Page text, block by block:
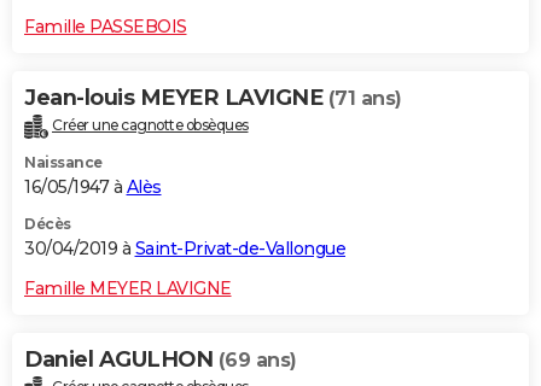
Famille PASSEBOIS
Jean-louis MEYER LAVIGNE (71 ans)
Créer une cagnotte obsèques
Naissance
16/05/1947 à Alès
Décès
30/04/2019 à Saint-Privat-de-Vallongue
Famille MEYER LAVIGNE
Daniel AGULHON (69 ans)